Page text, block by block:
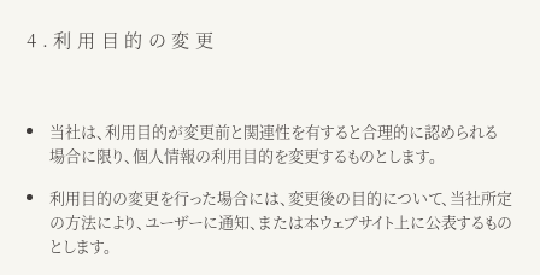
4.利用目的の変更
当社は、利用目的が変更前と関連性を有すると合理的に認められる
場合に限り、個人情報の利用目的を変更するものとします。
利用目的の変更を行った場合には、変更後の目的について、当社所定
の方法により、ユーザーに通知、または本ウェブサイト上に公表するもの
とします。